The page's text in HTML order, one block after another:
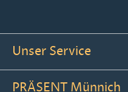
Unser Service
PRÄSENT Münnich